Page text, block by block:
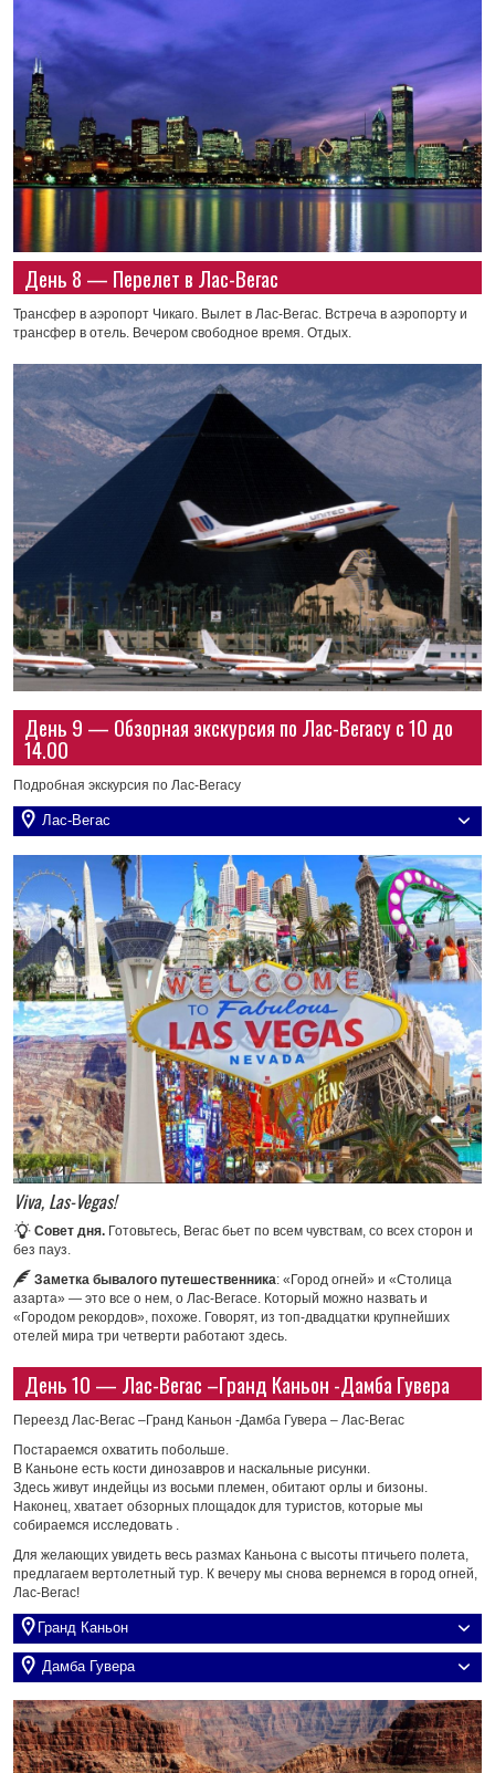
День 8 — Перелет в Лас-Вегас
Трансфер в аэропорт Чикаго. Вылет в Лас-Вегас. Встреча в аэропорту и
трансфер в отель. Вечером свободное время. Отдых.
День 9 — Обзорная экскурсия по Лас-Вегасу с 10 до
14.00
Подробная экскурсия по Лас-Вегасу
Лас-Вегас
Viva, Las-Vegas!
Совет дня. Готовьтесь, Вегас бьет по всем чувствам, со всех сторон и
без пауз.
Заметка бывалого путешественника: «Город огней» и «Столица
азарта» — это все о нем, о Лас-Вегасе. Который можно назвать и
«Городом рекордов», похоже. Говорят, из топ-двадцатки крупнейших
отелей мира три четверти работают здесь.
День 10 — Лас-Вегас –Гранд Каньон -Дамба Гувера
Переезд Лас-Вегас –Гранд Каньон -Дамба Гувера – Лас-Вегас
Постараемся охватить побольше.
В Каньоне есть кости динозавров и наскальные рисунки.
Здесь живут индейцы из восьми племен, обитают орлы и бизоны.
Наконец, хватает обзорных площадок для туристов, которые мы
собираемся исследовать .
Для желающих увидеть весь размах Каньона с высоты птичьего полета,
предлагаем вертолетный тур. К вечеру мы снова вернемся в город огней,
Лас-Вегас!
Гранд Каньон
Дамба Гувера